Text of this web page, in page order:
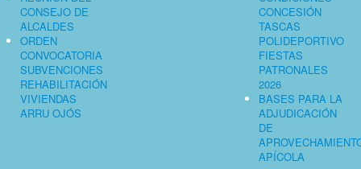
CONSEJO DE
ALCALDES
ORDEN
CONVOCATORIA
SUBVENCIONES
REHABILITACIÓN
VIVIENDAS
ARRU OJÓS
CONCESIÓN
TASCAS
POLIDEPORTIVO
FIESTAS
PATRONALES
2026
BASES PARA LA
ADJUDICACIÓN
DE
APÍCOLA